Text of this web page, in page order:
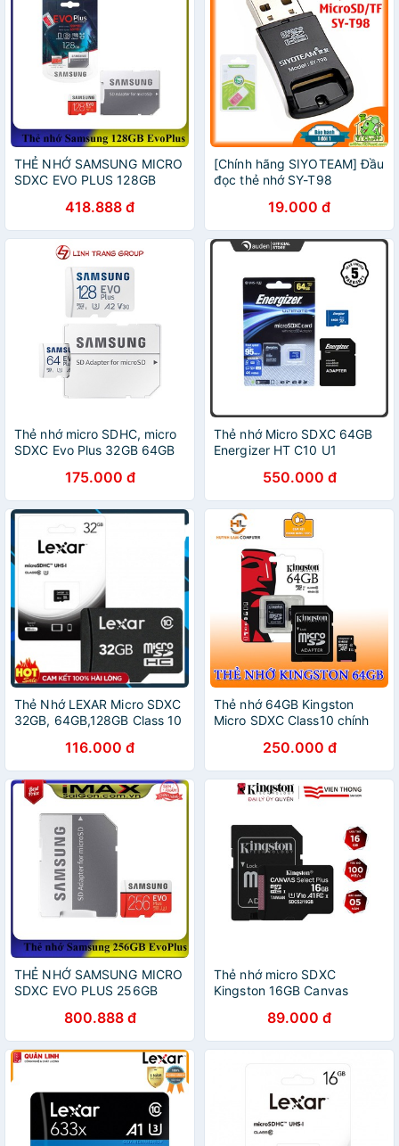
THẺ NHỚ SAMSUNG MICRO
SDXC EVO PLUS 128GB
418.888 đ
[Chính hãng SIYOTEAM] Đầu
đọc thẻ nhớ SY-T98
Micro SDXC19.000 đ
Thẻ nhớ micro SDHC, micro
SDXC Evo Plus 32GB 64GB
175.000 đ
Thẻ nhớ Micro SDXC 64GB
Energizer HT C10 U1
550.000 đ
Thẻ Nhớ LEXAR Micro SDXC
32GB, 64GB,128GB Class 10
116.000 đ
Thẻ nhớ 64GB Kingston
Micro SDXC Class10 chính
250.000 đ
THẺ NHỚ SAMSUNG MICRO
SDXC EVO PLUS 256GB
800.888 đ
Thẻ nhớ micro SDXC
Kingston 16GB Canvas
89.000 đ